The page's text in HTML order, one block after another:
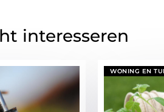
interesseren
WONING EN